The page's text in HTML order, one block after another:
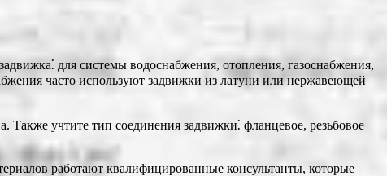
для системы водоснабжения, отопления, газоснабжения,
часто используют задвижки из латуни или нержавеющей
Также учтите тип соединения задвижки⁚ фланцевое, резьбовое
работают квалифицированные консультанты, которые